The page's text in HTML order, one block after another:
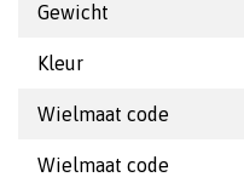
Gewicht
Kleur
Wielmaat code
Wielmaat code